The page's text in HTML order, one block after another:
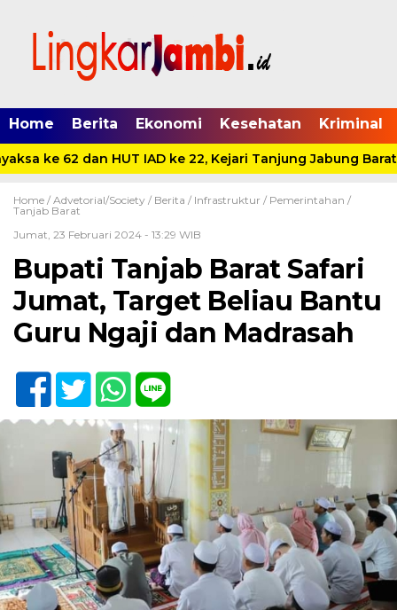
Home Berita Ekonomi Kesehatan Kriminal
ke 62 dan HUT IAD ke 22, Kejari Tanjung Jabung
Home / Advetorial/Society / Berita / Infrastruktur / Pemerintahan /
Tanjab Barat
Jumat, 23 Februari 2024 - 13:29 WIB
Bupati Tanjab Barat Safari
Jumat, Target Beliau Bantu
Guru Ngaji dan Madrasah